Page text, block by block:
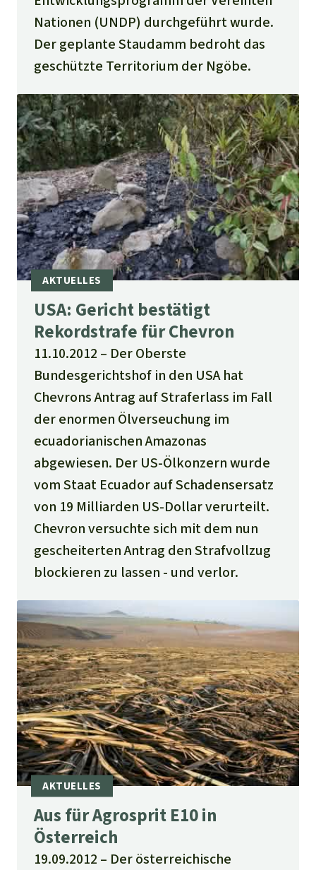
Nationen (UNDP) durchgeführt wurde.
Der geplante Staudamm bedroht das
geschützte Territorium der Ngöbe.
USA: Gericht bestätigt
Rekordstrafe für Chevron
11.10.2012
Der Oberste
Bundesgerichtshof in den USA hat
Chevrons Antrag auf Straferlass im Fall
der enormen Ölverseuchung im
ecuadorianischen Amazonas
abgewiesen. Der US-Ölkonzern wurde
vom Staat Ecuador auf Schadensersatz
von 19 Milliarden US-Dollar verurteilt.
Chevron versuchte sich mit dem nun
gescheiterten Antrag den Strafvollzug
blockieren zu lassen - und verlor.
Aus für Agrosprit E10 in
Österreich
19.09.2012
Der österreichische